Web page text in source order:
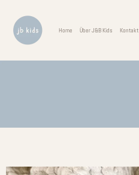
Home Über J&B Kids Kontakt